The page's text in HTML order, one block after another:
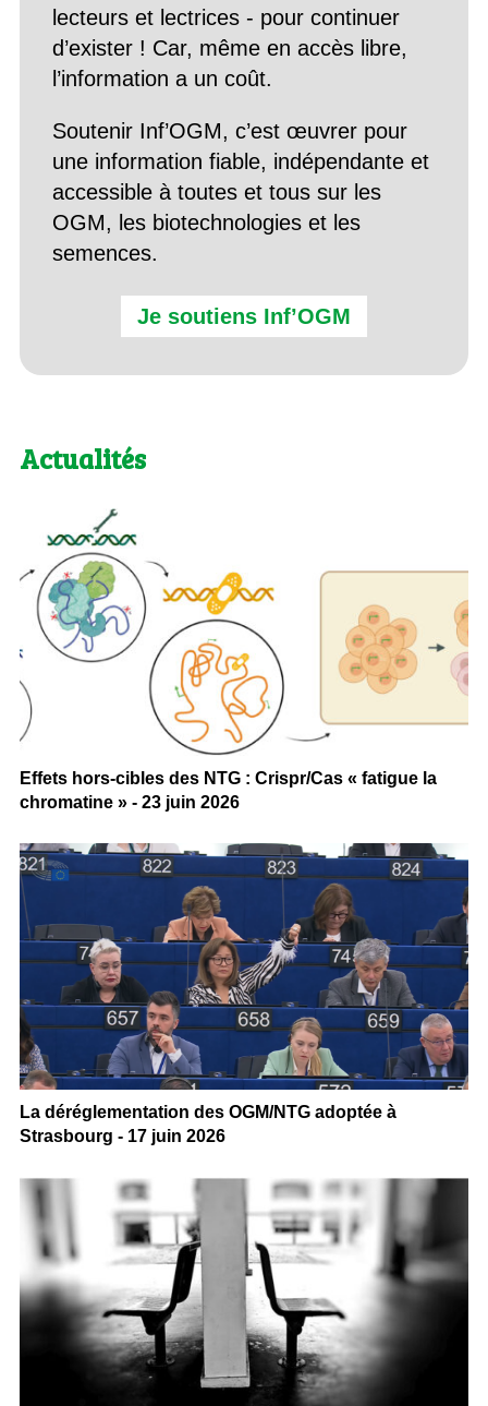
lecteurs et lectrices - pour continuer
d’exister ! Car, même en accès libre,
l’information a un coût.
Soutenir Inf’OGM, c’est œuvrer pour
une information fiable, indépendante et
accessible à toutes et tous sur les
OGM, les biotechnologies et les
semences.
Je soutiens Inf’OGM
Actualités
Effets hors-cibles des NTG : Crispr/Cas « fatigue la
chromatine » - 23 juin 2026
La déréglementation des OGM/NTG adoptée à
Strasbourg - 17 juin 2026